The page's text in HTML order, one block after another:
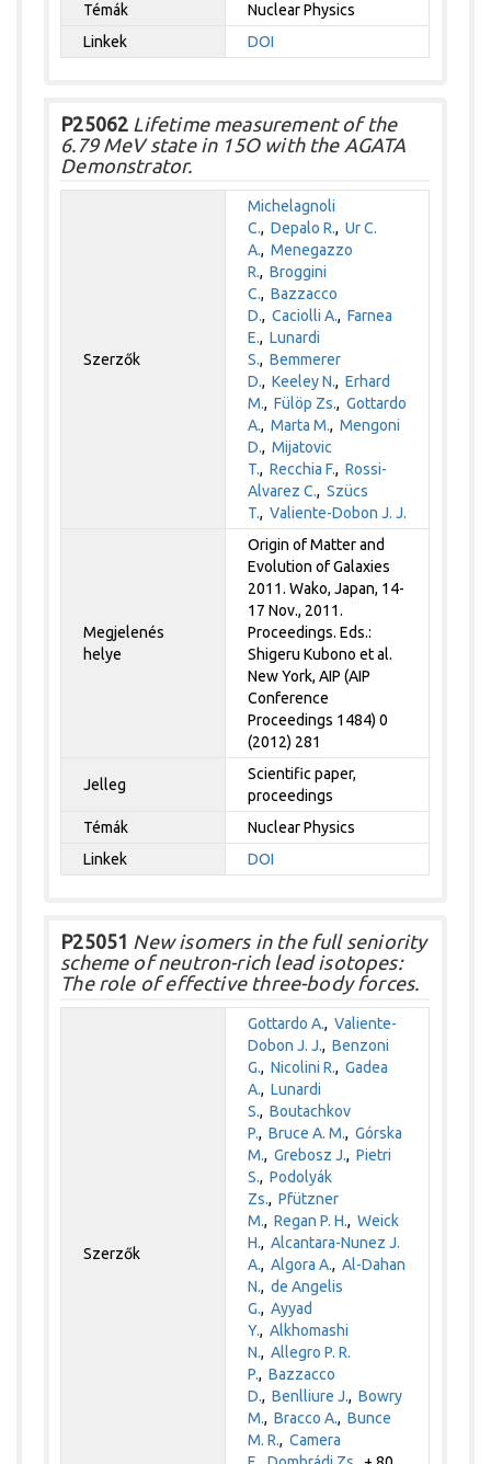
Témák
Nuclear Physics
Linkek
DOI
P25062 Lifetime measurement of the
6.79 MeV state in 15O with the AGATA
Demonstrator.
Szerzők
Michelagnoli
C.,Depalo R.,Ur C.
A.,Menegazzo
R.,Broggini
C.,Bazzacco
D.,Caciolli A.,Farnea
E.,Lunardi
S.,Bemmerer
D.,Keeley N.,Erhard
M.,Fülöp Zs.,Gottardo
A.,Marta M.,Mengoni
D.,Mijatovic
T.,Recchia F.,Rossi-
Alvarez C.,Szücs
T.,Valiente-Dobon J. J.
Megjelenés
helye
Origin of Matter and
Evolution of Galaxies
2011. Wako, Japan, 14-
17 Nov., 2011.
Proceedings. Eds.:
Shigeru Kubono et al.
New York, AIP (AIP
Conference
Proceedings 1484) 0
(2012) 281
Jelleg
Scientific paper,
proceedings
Témák
Nuclear Physics
Linkek
DOI
P25051 New isomers in the full seniority
scheme of neutron-rich lead isotopes:
The role of effective three-body forces.
Szerzők
Gottardo A.,Valiente-
Dobon J. J.,Benzoni
G.,Nicolini R.,Gadea
A.,Lunardi
S.,Boutachkov
P.,Bruce A. M.,Górska
M.,Grebosz J.,Pietri
S.,Podolyák
Zs.,Pfützner
M.,Regan P. H.,Weick
H.,Alcantara-Nunez J.
A.,Algora A.,Al-Dahan
N.,de Angelis
G.,Ayyad
Y.,Alkhomashi
N.,Allegro P. R.
P.,Bazzacco
D.,Benlliure J.,Bowry
M.,Bracco A.,Bunce
M. R.,Camera